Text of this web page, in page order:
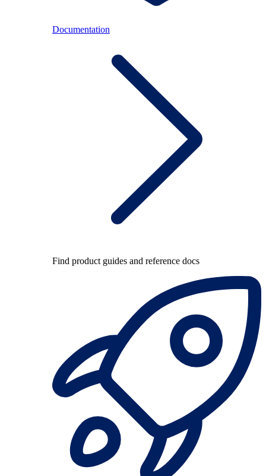
Documentation
Find product guides and reference docs